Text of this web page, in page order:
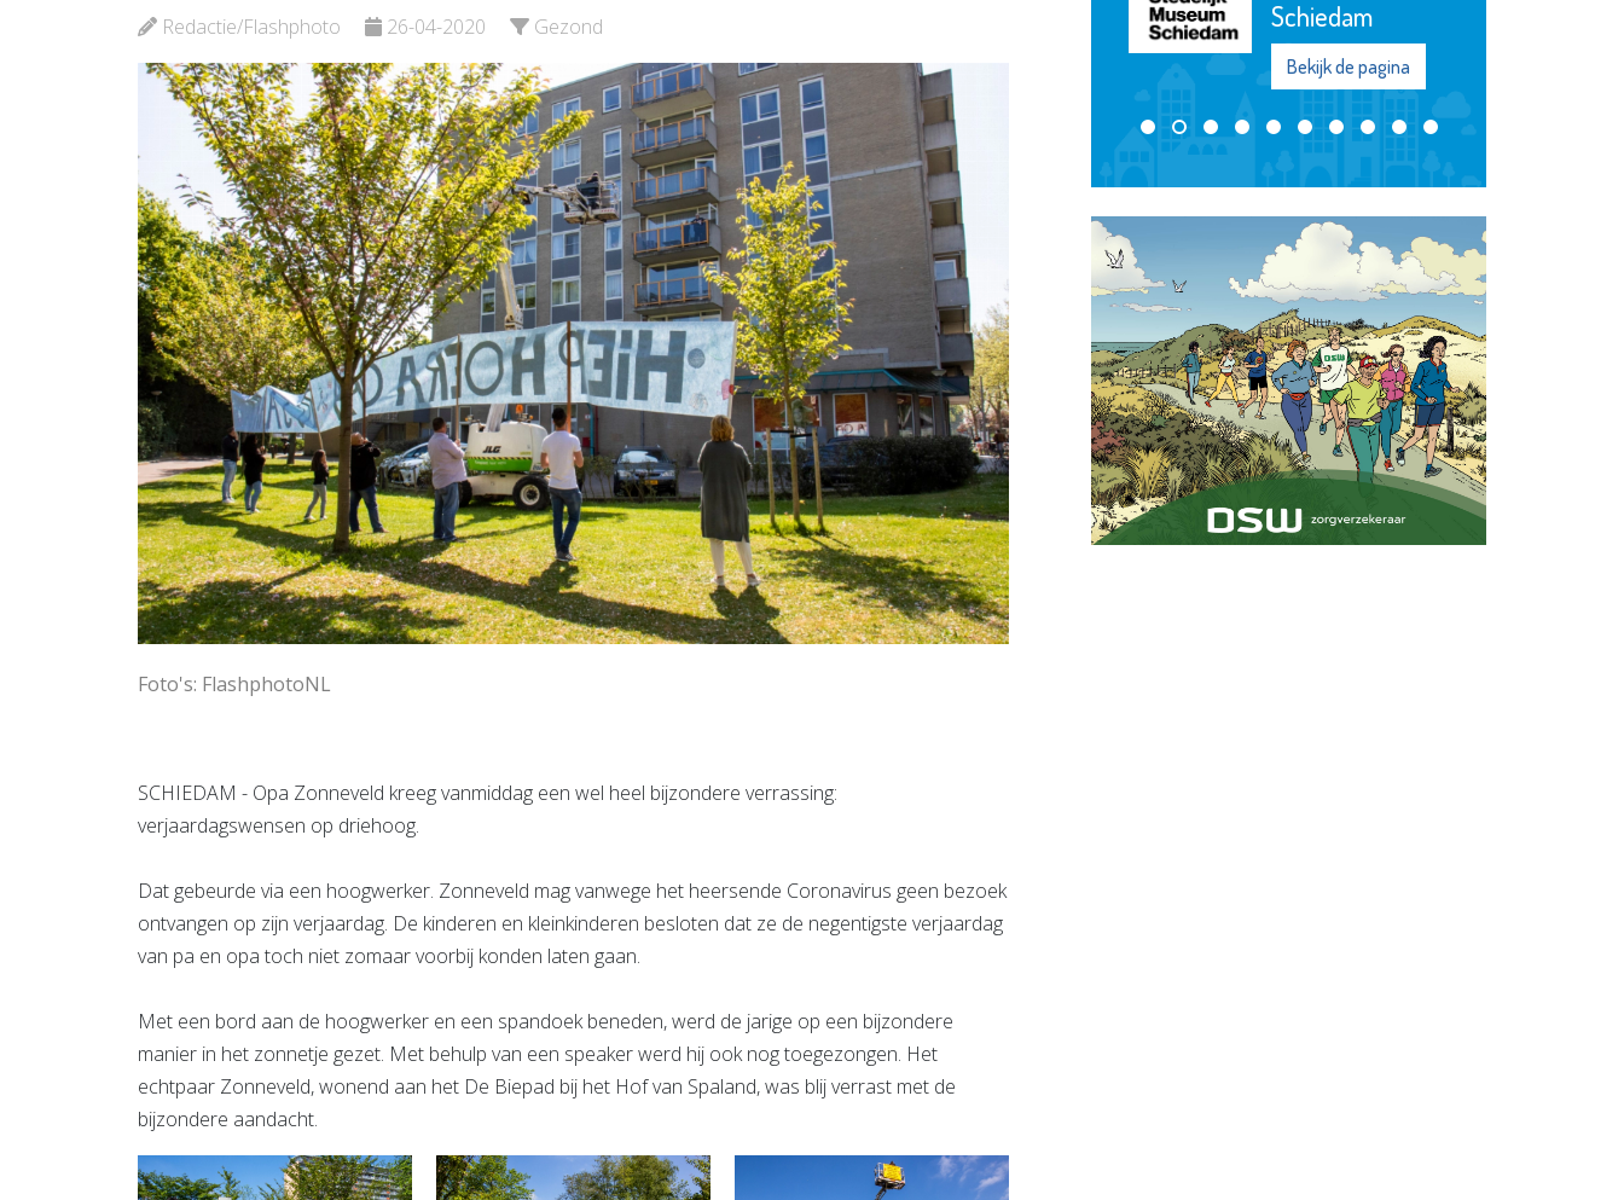
Redactie/Flashphoto 26-04-2020 Gezond
Foto's: FlashphotoNL
SCHIEDAM - Opa Zonneveld kreeg vanmiddag een wel heel bijzondere verrassing:
verjaardagswensen op driehoog.
Dat gebeurde via een hoogwerker. Zonneveld mag vanwege het heersende Coronavirus geen bezoek
ontvangen op zijn verjaardag. De kinderen en kleinkinderen besloten dat ze de negentigste verjaardag
van pa en opa toch niet zomaar voorbij konden laten gaan.
Met een bord aan de hoogwerker en een spandoek beneden, werd de jarige op een bijzondere
manier in het zonnetje gezet. Met behulp van een speaker werd hij ook nog toegezongen. Het
echtpaar Zonneveld, wonend aan het De Biepad bij het Hof van Spaland, was blij verrast met de
bijzondere aandacht.
Bekijk de pagina Bekijk de pagina
Bekijk de pagina
Bekijk de pagina